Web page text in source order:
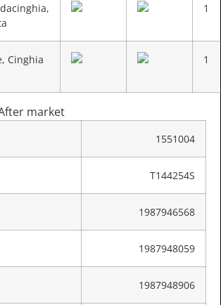
1
Cinghia
1
market
1551004
T144254S
1987946568
1987948059
1987948906